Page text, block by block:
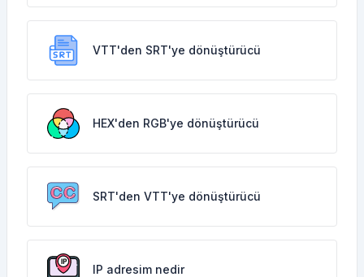
VTT'den SRT'ye dönüştürücü
HEX'den RGB'ye dönüştürücü
SRT'den VTT'ye dönüştürücü
IP adresim nedir